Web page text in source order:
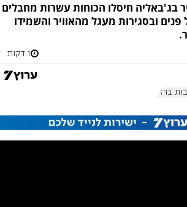
בג'באליה חיסלו הכוחות עשרות מחבלים
ובסגירות מעגל מהאוויר והשמידו
1 דקות
ברזל